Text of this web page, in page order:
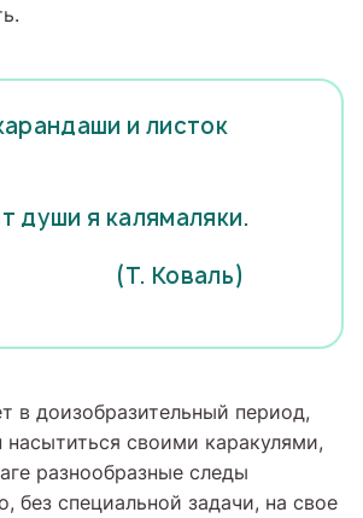
и листок
души я калямаляки.
в доизобразительный период,
насытиться своими каракулями,
разнообразные следы
без специальной задачи, на свое